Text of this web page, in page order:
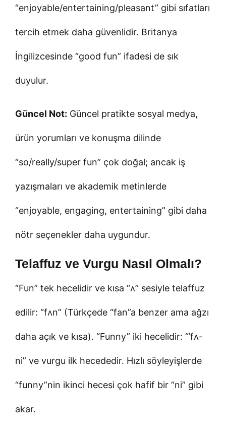
“enjoyable/entertaining/pleasant” gibi sıfatları
tercih etmek daha güvenlidir. Britanya
İngilizcesinde “good fun” ifadesi de sık
duyulur.
Güncel Not: Güncel pratikte sosyal medya,
ürün yorumları ve konuşma dilinde
“so/really/super fun” çok doğal; ancak iş
yazışmaları ve akademik metinlerde
“enjoyable, engaging, entertaining” gibi daha
nötr seçenekler daha uygundur.
Telaffuz ve Vurgu Nasıl Olmalı?
“Fun” tek hecelidir ve kısa “ʌ” sesiyle telaffuz
edilir: “fʌn” (Türkçede “fan”a benzer ama ağzı
daha açık ve kısa). “Funny” iki hecelidir: “ˈfʌ-
ni” ve vurgu ilk hecededir. Hızlı söyleyişlerde
“funny”nin ikinci hecesi çok hafif bir “ni” gibi
akar.